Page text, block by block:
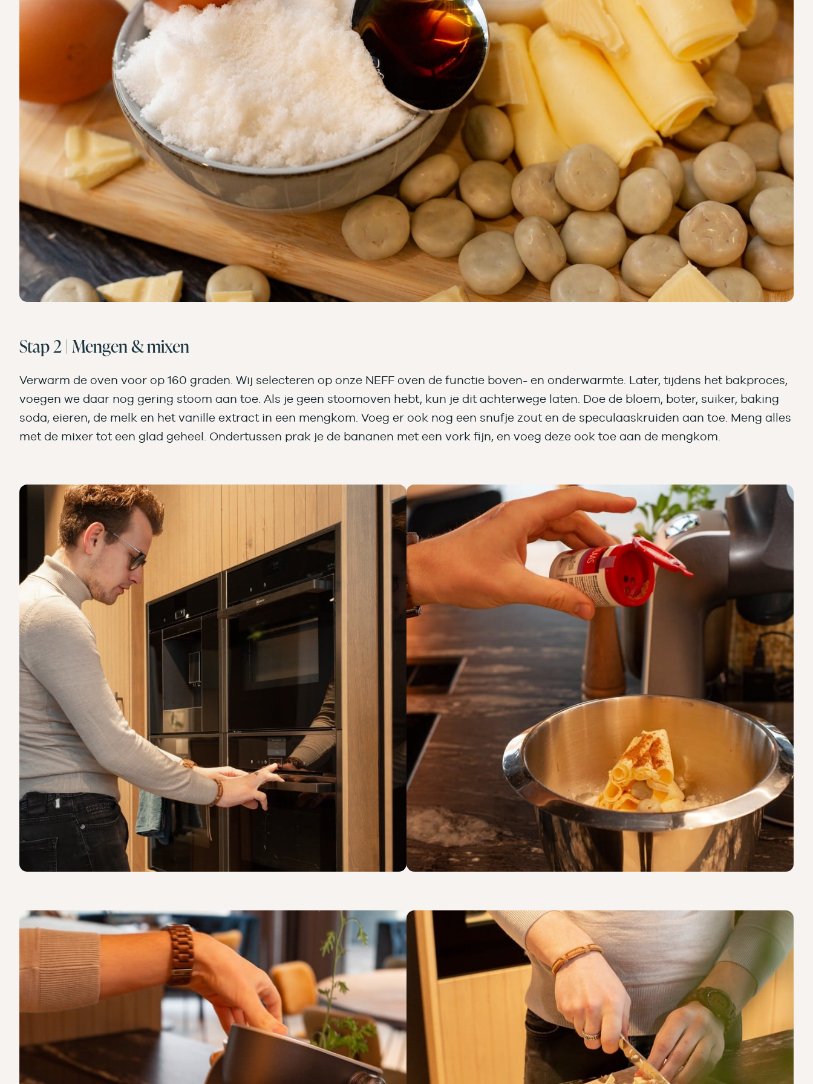
Stap 2 | Mengen & mixen
Verwarm de oven voor op 160 graden. Wij selecteren op onze NEFF oven de functie boven- en onderwarmte. Later, tijdens het bakproces,
voegen we daar nog gering stoom aan toe. Als je geen stoomoven hebt, kun je dit achterwege laten. Doe de bloem, boter, suiker, baking
soda, eieren, de melk en het vanille extract in een mengkom. Voeg er ook nog een snufje zout en de speculaaskruiden aan toe. Meng alles
met de mixer tot een glad geheel. Ondertussen prak je de bananen met een vork fijn, en voeg deze ook toe aan de mengkom.